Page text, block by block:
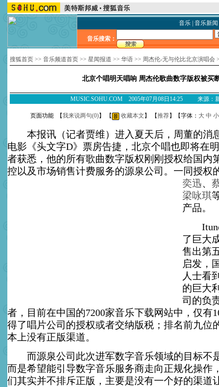
音乐| 音乐新闻
音乐搜索：
搜狐首页 >> 音乐频道首页 >> 星闻报道 >> 华语 >> 周杰伦-无与伦比北京演唱会
北京个唱明天唱响 周杰伦歌曲数字版权被买
MUSIC.SOHU.COM 2005年07月08日14:25 来源：
页面功能 【我来说两句(0)】 【 收藏本文 】 【推荐】【字体： 大 中 小
本报讯（记者贾维）进入夏天后，周董的消
电影《头文字D》票房告捷，北京个唱也即将在
者获悉，他的所有歌曲数字版权刚刚授权给国内
控以及市场销售计费服务的源泉公司。 一同授权
奕迅、
梁咏琪
产品。
了巨大
售出第
启发，
人士看
的巨大
司的负
者，目前在中国的7200家音乐下载网站中，仅有
得了唱片公司的授权或者交纳版税；排名前九位
本上没有正版渠道。
而源泉公司此次进军数字音乐领域的目标不
而是希望能引导数字音乐服务商走向正规化操作
们其实并不排斥正版，主要是没有一个好的渠道